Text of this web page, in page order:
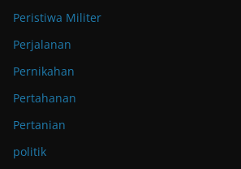
Peristiwa Militer
Perjalanan
Pernikahan
Pertahanan
Pertanian
politik